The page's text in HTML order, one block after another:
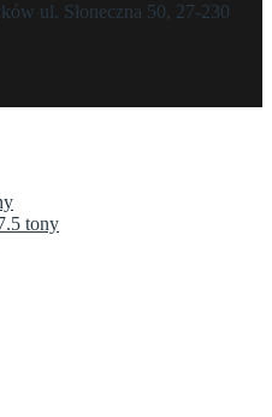
ul. Słoneczna 50, 27-230
tony